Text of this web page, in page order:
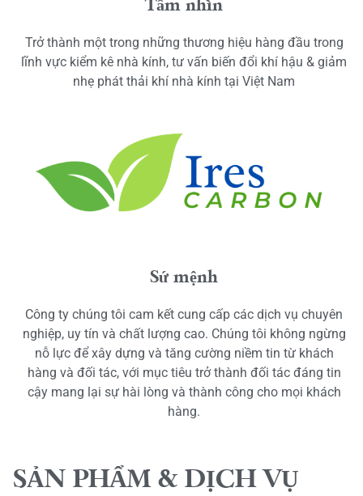
Tầm nhìn
Trở thành một trong những thương hiệu hàng đầu trong
lĩnh vực kiểm kê nhà kính, tư vấn biến đổi khí hậu & giảm
nhẹ phát thải khí nhà kính tại Việt Nam
Sứ mệnh
Công ty chúng tôi cam kết cung cấp các dịch vụ chuyên
nghiệp, uy tín và chất lượng cao. Chúng tôi không ngừng
nỗ lực để xây dựng và tăng cường niềm tin từ khách
hàng và đối tác, với mục tiêu trở thành đối tác đáng tin
cậy mang lại sự hài lòng và thành công cho mọi khách
hàng.
SẢN PHẨM & DỊCH VỤ